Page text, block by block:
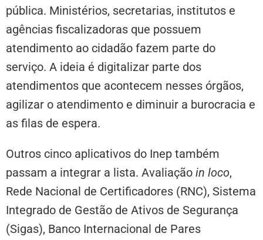
pública. Ministérios, secretarias, institutos e
agências fiscalizadoras que possuem
atendimento ao cidadão fazem parte do
serviço. A ideia é digitalizar parte dos
atendimentos que acontecem nesses órgãos,
agilizar o atendimento e diminuir a burocracia e
as filas de espera.
Outros cinco aplicativos do Inep também
passam a integrar a lista. Avaliação in loco,
Rede Nacional de Certificadores (RNC), Sistema
Integrado de Gestão de Ativos de Segurança
(Sigas), Banco Internacional de Pares